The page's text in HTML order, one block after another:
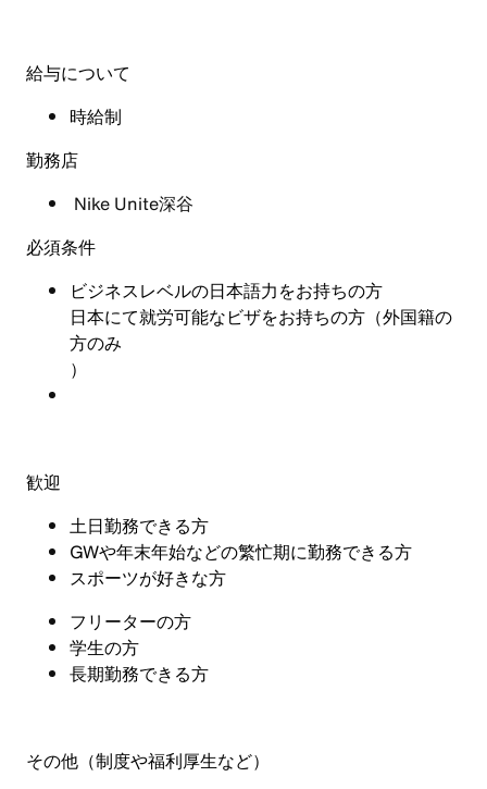
給与について
時給制
勤務店
Nike Unite深谷
必須条件
ビジネスレベルの日本語力をお持ちの方
日本にて就労可能なビザをお持ちの方（外国籍の
方のみ
）
歓迎
土日勤務できる方
GWや年末年始などの繁忙期に勤務できる方
スポーツが好きな方
フリーターの方
学生の方
長期勤務できる方
その他（制度や福利厚生など）